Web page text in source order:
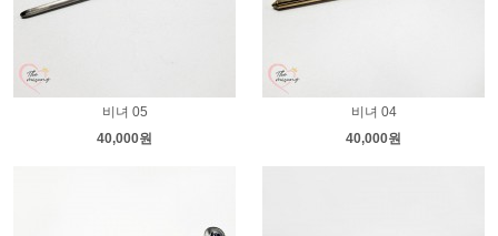
비녀 05
40,000원
비녀 04
40,000원